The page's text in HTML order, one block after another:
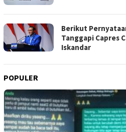
Berikut
Tanggapi Capres
Iskandar
POPULER